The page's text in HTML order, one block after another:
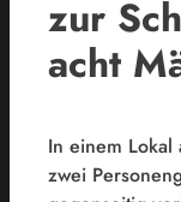
zur
acht
In einem Lokal
zwei